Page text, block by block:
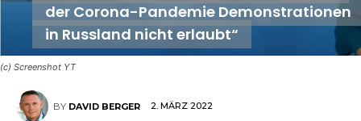
(c) Screenshot YT
der Corona-Pandemie Demonstrationen
in Russland nicht erlaubt“
BY DAVID BERGER 2. MÄRZ 2022